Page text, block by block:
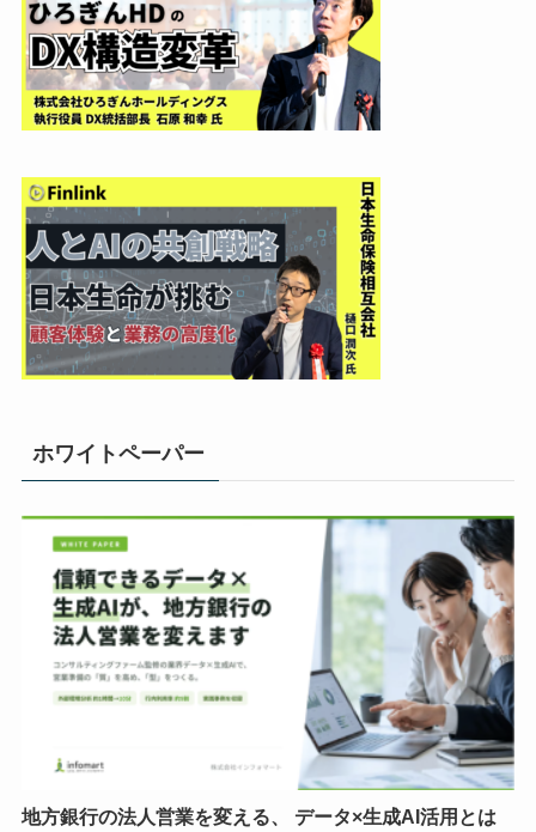
ホワイトペーパー
地方銀行の法人営業を変える、 データ×生成AI活用とは